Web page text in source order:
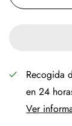
Recogida
en 24
Ver